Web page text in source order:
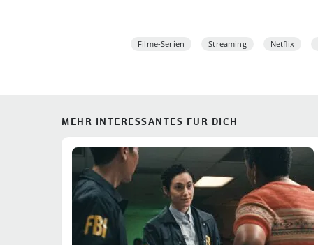
Filme-Serien Streaming Netflix
MEHR INTERESSANTES FÜR DICH